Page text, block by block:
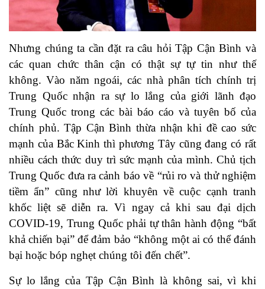
Nhưng chúng ta cần đặt ra câu hỏi Tập Cận Bình và
các quan chức thân cận có thật sự tự tin như thế
không. Vào năm ngoái, các nhà phân tích chính trị
Trung Quốc nhận ra sự lo lắng của giới lãnh đạo
Trung Quốc trong các bài báo cáo và tuyên bố của
chính phủ. Tập Cận Bình thừa nhận khi đề cao sức
mạnh của Bắc Kinh thì phương Tây cũng đang có rất
nhiều cách thức duy trì sức mạnh của mình. Chủ tịch
Trung Quốc đưa ra cảnh báo về “rủi ro và thử nghiệm
tiềm ẩn” cũng như lời khuyên về cuộc cạnh tranh
khốc liệt sẽ diễn ra. Vì ngay cả khi sau đại dịch
COVID-19, Trung Quốc phải tự thân hành động “bất
khả chiến bại” để đảm bảo “không một ai có thể đánh
bại hoặc bóp nghẹt chúng tôi đến chết”.
Sự lo lắng của Tập Cận Bình là không sai, vì khi